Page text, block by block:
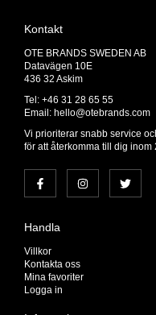
Kontakt
OTE BRANDS SWEDEN AB
Datavägen 10E
436 32 Askim
Tel: +46 31 28 65 55
Email: hello@otebrands.com
Vi prioriterar snabb service
för att återkomma till dig inom
Handla
Villkor
Kontakta oss
Mina favoriter
Logga in